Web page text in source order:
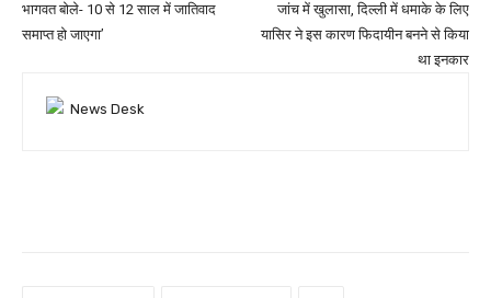
भागवत बोले- 10 से 12 साल में जातिवाद
समाप्त हो जाएगा’
जांच में खुलासा, दिल्ली में धमाके के लिए
यासिर ने इस कारण फिदायीन बनने से किया
था इनकार